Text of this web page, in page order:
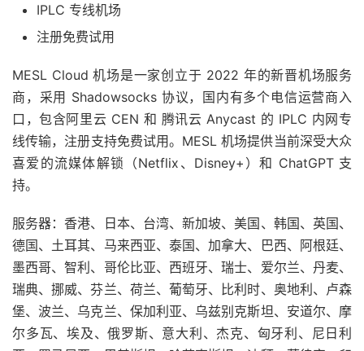
IPLC 专线机场
注册免费试用
MESL Cloud 机场是一家创立于 2022 年的新晋机场服务
商，采用 Shadowsocks 协议，国内有多个电信运营商入
口，包含阿里云 CEN 和 腾讯云 Anycast 的 IPLC 内网专
线传输，注册支持免费试用。MESL 机场提供当前深受大众
喜爱的流媒体解锁（Netflix、Disney+）和 ChatGPT 支
持。
服务器：香港、日本、台湾、新加坡、美国、韩国、英国、
德国、土耳其、马来西亚、泰国、加拿大、巴西、阿根廷、
墨西哥、智利、哥伦比亚、西班牙、瑞士、爱尔兰、丹麦、
瑞典、挪威、芬兰、荷兰、葡萄牙、比利时、奥地利、卢森
堡、波兰、乌克兰、保加利亚、乌兹别克斯坦、安道尔、摩
尔多瓦、埃及、俄罗斯、意大利、杰克、匈牙利、尼日利